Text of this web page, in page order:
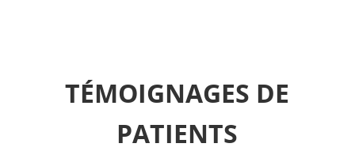
TÉMOIGNAGES DE
PATIENTS